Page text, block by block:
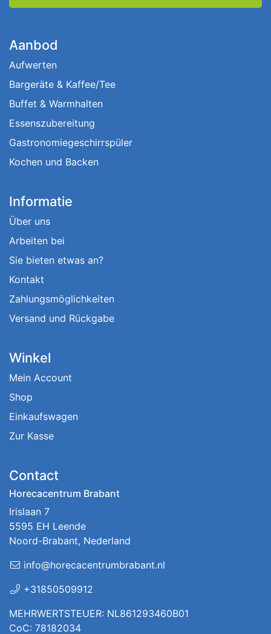
Aanbod
Aufwerten
Bargeräte & Kaffee/Tee
Buffet & Warmhalten
Essenszubereitung
Gastronomiegeschirrspüler
Kochen und Backen
Informatie
Über uns
Arbeiten bei
Sie bieten etwas an?
Kontakt
Zahlungsmöglichkeiten
Versand und Rückgabe
Winkel
Mein Account
Shop
Einkaufswagen
Zur Kasse
Contact
Horecacentrum Brabant
Irislaan 7
5595 EH Leende
Noord-Brabant, Nederland
info@horecacentrumbrabant.nl
+31850509912
MEHRWERTSTEUER: NL861293460B01
CoC: 78182034